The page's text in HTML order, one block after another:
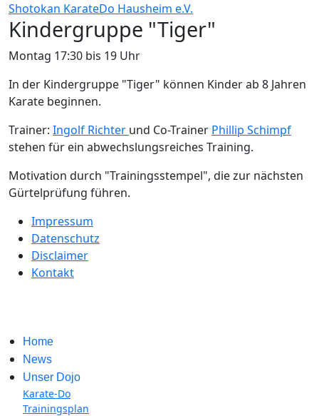
Shotokan KarateDo Hausheim e.V.
Kindergruppe "Tiger"
Montag 17:30 bis 19 Uhr
In der Kindergruppe "Tiger" können Kinder ab 8 Jahren
Karate beginnen.
Trainer: Ingolf Richter und Co-Trainer Phillip Schimpf
stehen für ein abwechslungsreiches Training.
Motivation durch "Trainingsstempel", die zur nächsten
Gürtelprüfung führen.
Impressum
Datenschutz
Disclaimer
Kontakt
Home
News
Unser Dojo
Karate-Do
Trainingsplan